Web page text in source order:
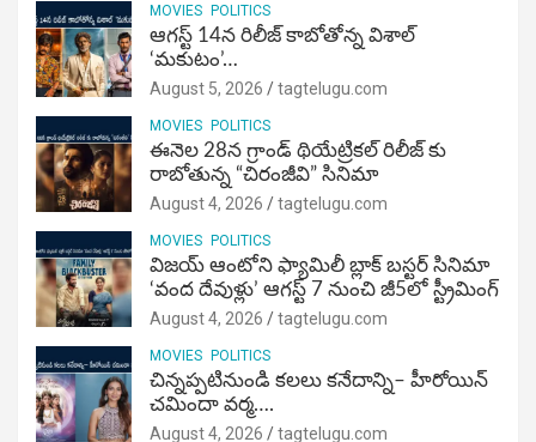
MOVIES POLITICS
ఆగస్ట్ 14న రిలీజ్ కాబోతోన్న విశాల్
‘మకుటం’…
August 5, 2026 tagtelugu.com
MOVIES POLITICS
ఈనెల 28న గ్రాండ్ థియేట్రికల్ రిలీజ్ కు
రాబోతున్న “చిరంజీవి” సినిమా
August 4, 2026 tagtelugu.com
MOVIES POLITICS
విజ‌య్ ఆంటోని ఫ్యామిలీ బ్లాక్ బ‌స్ట‌ర్‌ సినిమా
‘వంద దేవుళ్లు’ ఆగస్ట్ 7 నుంచి జీ5లో స్ట్రీమింగ్
August 4, 2026 tagtelugu.com
MOVIES POLITICS
చిన్నప్పటినుండి కలలు కనేదాన్ని– హీరోయిన్‌
చమిందా వర్మ….
August 4, 2026 tagtelugu.com